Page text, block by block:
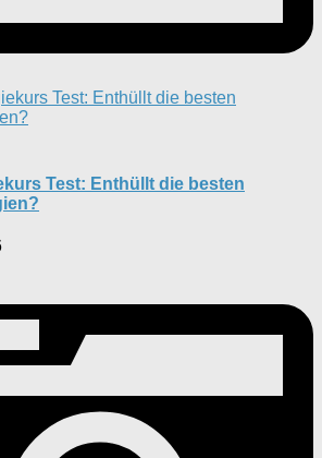
Test: Enthüllt die besten